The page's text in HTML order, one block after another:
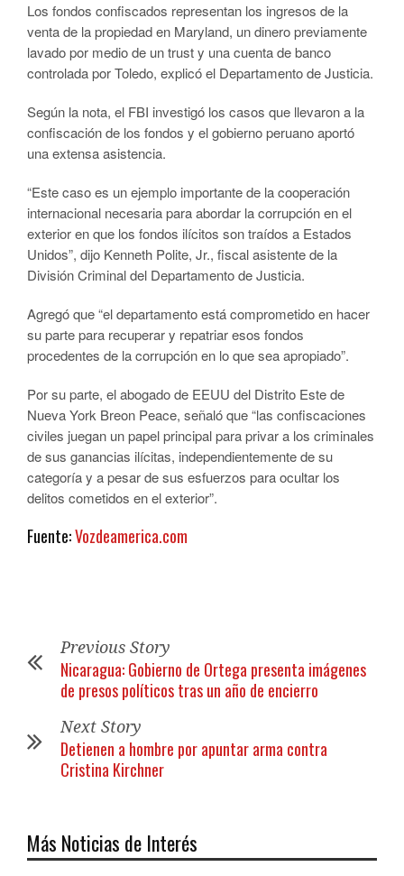
Los fondos confiscados representan los ingresos de la
venta de la propiedad en Maryland, un dinero previamente
lavado por medio de un trust y una cuenta de banco
controlada por Toledo, explicó el Departamento de Justicia.
Según la nota, el FBI investigó los casos que llevaron a la
confiscación de los fondos y el gobierno peruano aportó
una extensa asistencia.
“Este caso es un ejemplo importante de la cooperación
internacional necesaria para abordar la corrupción en el
exterior en que los fondos ilícitos son traídos a Estados
Unidos”, dijo Kenneth Polite, Jr., fiscal asistente de la
División Criminal del Departamento de Justicia.
Agregó que “el departamento está comprometido en hacer
su parte para recuperar y repatriar esos fondos
procedentes de la corrupción en lo que sea apropiado”.
Por su parte, el abogado de EEUU del Distrito Este de
Nueva York Breon Peace, señaló que “las confiscaciones
civiles juegan un papel principal para privar a los criminales
de sus ganancias ilícitas, independientemente de su
categoría y a pesar de sus esfuerzos para ocultar los
delitos cometidos en el exterior”.
Fuente:Vozdeamerica.com
Previous Story
Nicaragua: Gobierno de Ortega presenta imágenes
de presos políticos tras un año de encierro
Next Story
Detienen a hombre por apuntar arma contra
Cristina Kirchner
Más Noticias de Interés